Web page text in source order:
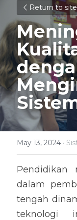
Return to site
May 13, 2024 ·
Pendidikan
dalam
tengah
teknologi